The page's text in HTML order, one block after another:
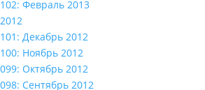
102: Февраль 2013
2012
101: Декабрь 2012
100: Ноябрь 2012
099: Октябрь 2012
098: Сентябрь 2012